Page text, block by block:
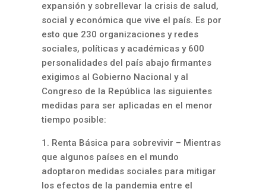
expansión y sobrellevar la crisis de salud,
social y económica que vive el país. Es por
esto que 230 organizaciones y redes
sociales, políticas y académicas y 600
personalidades del país abajo firmantes
exigimos al Gobierno Nacional y al
Congreso de la República las siguientes
medidas para ser aplicadas en el menor
tiempo posible:
1. Renta Básica para sobrevivir – Mientras
que algunos países en el mundo
adoptaron medidas sociales para mitigar
los efectos de la pandemia entre el